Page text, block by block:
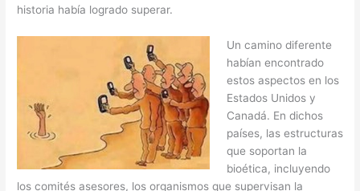
historia había logrado superar.
Un camino diferente
habían encontrado
estos aspectos en los
Estados Unidos y
Canadá. En dichos
países, las estructuras
que soportan la
bioética, incluyendo
los comités asesores, los organismos que supervisan la